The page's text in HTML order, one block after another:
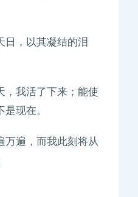
日，以其凝结的泪
，我活了下来；能使
现在。
万遍，而我此刻将从